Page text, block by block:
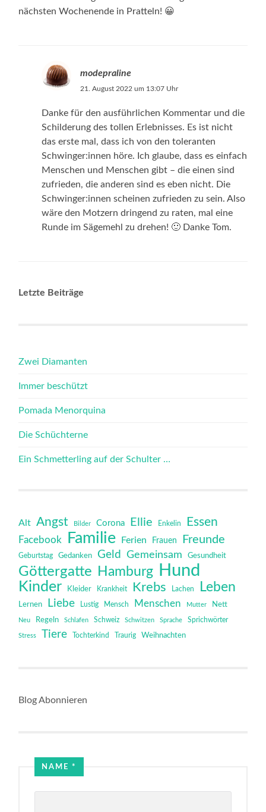
nächsten Wochenende in Pratteln! 😀
modepraline
21. August 2022 um 13:07 Uhr
Danke für den ausführlichen Kommentar und die
Schilderung des tollen Erlebnisses. Es ist nicht
das erste mal, dass ich von den toleranten
Schwinger:innen höre. Ich glaube, dass es einfach
Menschen und Menschen gibt – die einen sind
zufrieden, die anderen sind es eben nicht. Die
Schwinger:innen scheinen zufrieden zu sein. Also
wäre den Motzern dringend zu raten, mal eine
Runde im Sägemehl zu drehen! 🙂 Danke Tom.
Letzte Beiträge
Zwei Diamanten
Immer beschützt
Pomada Menorquina
Die Schüchterne
Ein Schmetterling auf der Schulter …
Alt Angst Bilder Corona Ellie Enkelin Essen
Facebook Familie Ferien Frauen Freunde
Geburtstag Gedanken Geld Gemeinsam Gesundheit
Göttergatte Hamburg Hund
Kinder Kleider Krankheit Krebs Lachen Leben
Lernen Liebe Lustig Mensch Menschen Mutter Nett
Neu Regeln Schlafen Schweiz Schwitzen Sprache Sprichwörter
Stress Tiere Tochterkind Traurig Weihnachten
Blog Abonnieren
NAME*